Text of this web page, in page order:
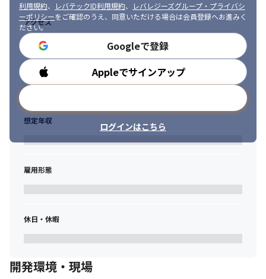
Webサービスを軸とした案件の実績が多数あります。
UXやウェブマーケティングを主軸とした本質的な開発を実施する
ことにコミットすることが多いため、自身の携わった案件や施策
を通じてユーザの動向などの反響を得て学ぶことができる案件が
たくさんあります！
(案件の例)
・小売プライベートブランドのオウンドメディア/CMS開発
・記事系メディア/CMSの開発
・プロリーグのウェブ/アプリ/CMS開発
・不動産メディアのWebサービス開発
・採用系SaaSサービスの開発
利用規約、 レバテックID利用規約、
レバレジーズグループ・プライバシ
ーポリシーをご確認のうえ、同意いただける場合は会員登録へお進みく
ださい。
Googleで登録
Appleでサインアップ
ログインはこちら
アクセス
勤務時間
想定年収
雇用形態
休日・休暇
開発環境・現場